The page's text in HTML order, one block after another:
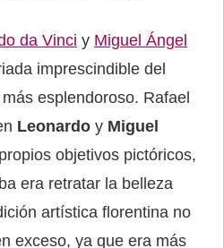
da Vinci y Miguel Ángel
imprescindible del
esplendoroso. Rafael
Leonardo y Miguel
objetivos pictóricos,
era retratar la belleza
artística florentina no
exceso, ya que era más